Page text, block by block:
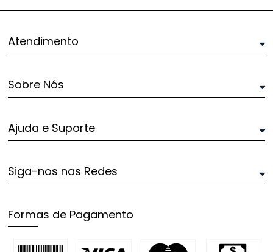
Atendimento
Sobre Nós
Ajuda e Suporte
Siga-nos nas Redes
Formas de Pagamento